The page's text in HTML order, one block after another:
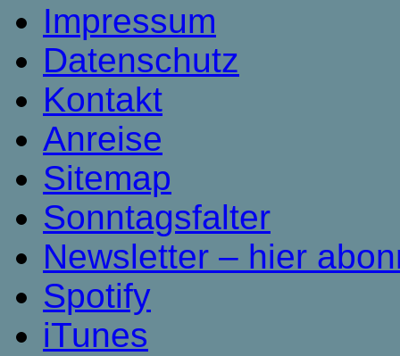
Impressum
Datenschutz
Kontakt
Anreise
Sitemap
Sonntagsfalter
Newsletter – hier
Spotify
iTunes